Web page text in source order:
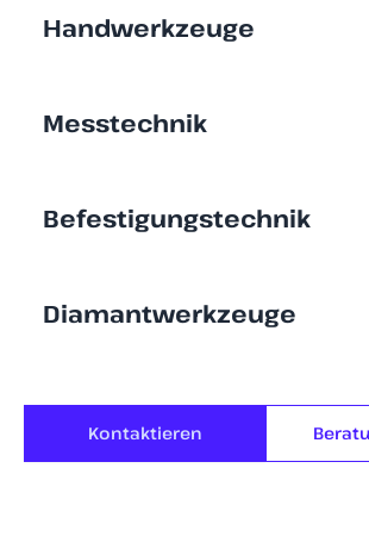
Handwerkzeuge
Messtechnik
Befestigungstechnik
Diamantwerkzeuge
Kontaktieren